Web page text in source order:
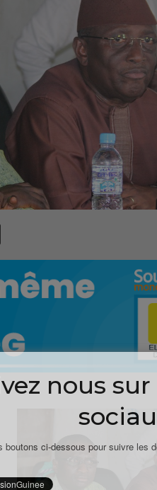
nous sur
boutons ci-dessous pour suivre les